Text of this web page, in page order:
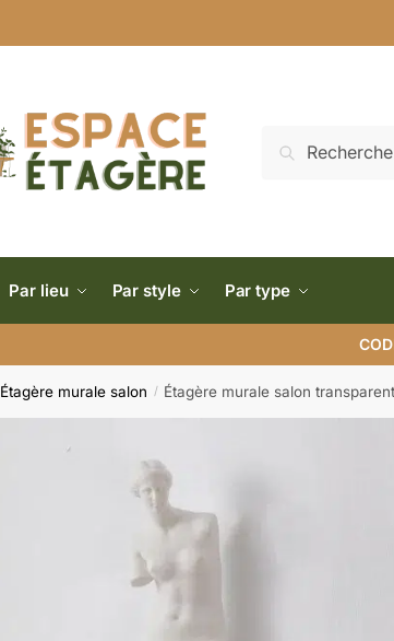
Recherche
Par lieu Par style Par type
Étagère murale salon / Étagère murale salon